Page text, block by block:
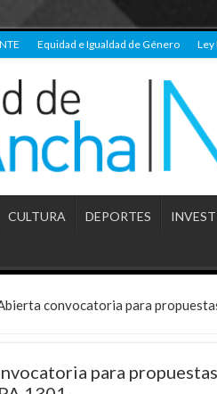
Equidad e Igualdad de Género Ley
CULTURA DEPORTES
convocatoria para
para